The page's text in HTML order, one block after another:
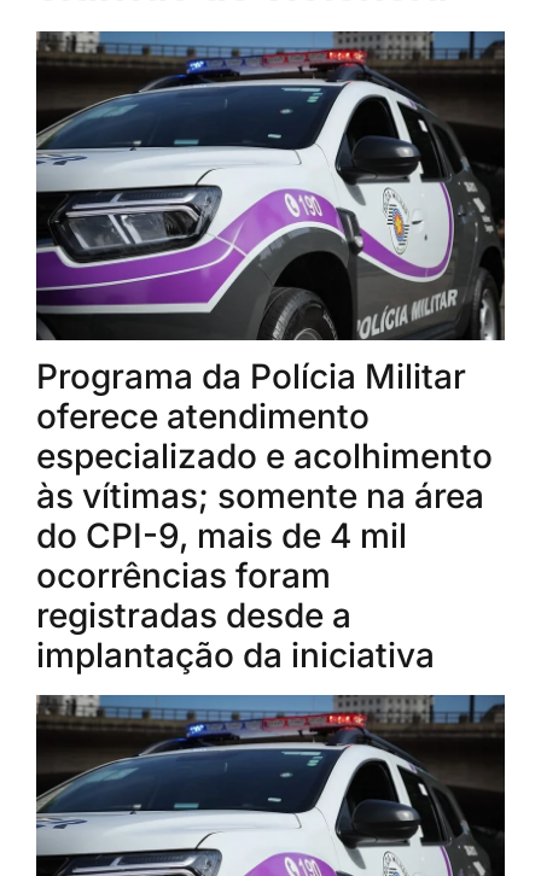
Programa da Polícia Militar
oferece atendimento
especializado e acolhimento
às vítimas; somente na área
do CPI-9, mais de 4 mil
ocorrências foram
registradas desde a
implantação da iniciativa